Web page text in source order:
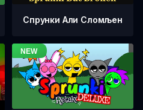
Спрунки Али Сломљен